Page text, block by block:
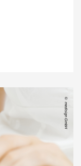
medisign GmbH